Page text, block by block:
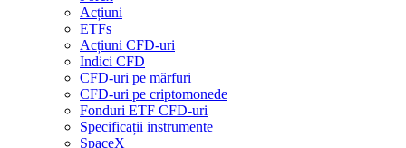
Acțiuni
ETFs
Acțiuni CFD-uri
Indici CFD
CFD-uri pe mărfuri
CFD-uri pe criptomonede
Fonduri ETF CFD-uri
Specificații instrumente
SpaceX